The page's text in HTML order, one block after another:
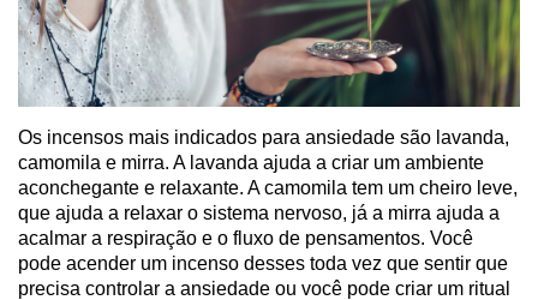
Os incensos mais indicados para ansiedade são lavanda,
camomila e mirra. A lavanda ajuda a criar um ambiente
aconchegante e relaxante. A camomila tem um cheiro leve,
que ajuda a relaxar o sistema nervoso, já a mirra ajuda a
acalmar a respiração e o fluxo de pensamentos. Você
pode acender um incenso desses toda vez que sentir que
precisa controlar a ansiedade ou você pode criar um ritual